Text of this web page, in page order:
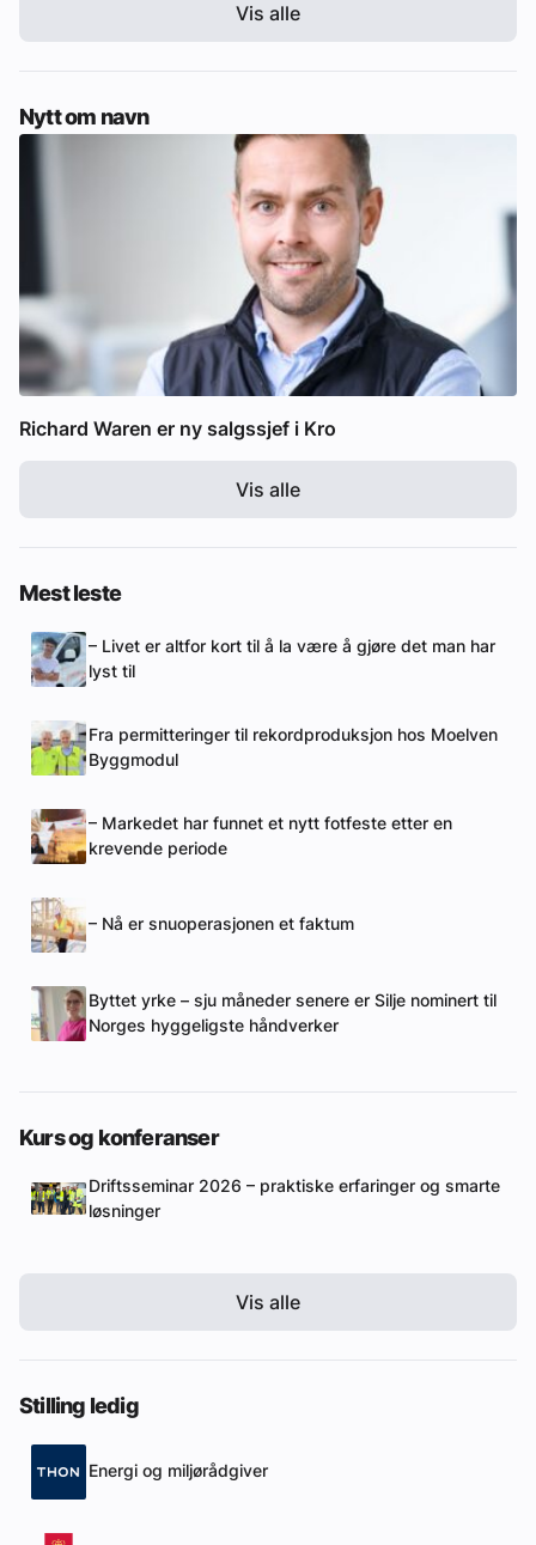
Vis alle
Nytt om navn
Richard Waren er ny salgssjef i Kro
Vis alle
Mest leste
– Livet er altfor kort til å la være å gjøre det man har
lyst til
Fra permitteringer til rekordproduksjon hos Moelven
Byggmodul
– Markedet har funnet et nytt fotfeste etter en
krevende periode
– Nå er snuoperasjonen et faktum
Byttet yrke – sju måneder senere er Silje nominert til
Norges hyggeligste håndverker
Kurs og konferanser
Driftsseminar 2026 – praktiske erfaringer og smarte
løsninger
Vis alle
Stilling ledig
Energi og miljørådgiver